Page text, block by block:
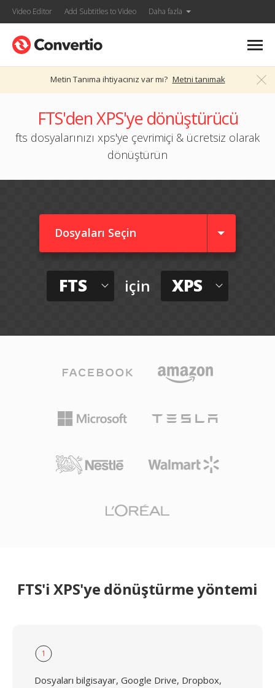
Video Editor Add Subtitles to Video Daha fazla
Metin Tanıma ihtiyacınız var mı? Metni tanımak
FTS'den XPS'ye dönüştürücü
fts dosyalarınızı xps'ye çevrimiçi & ücretsiz olarak
dönüştürün
Dosyaları Seçin
FTS için XPS
FTS'i XPS'ye dönüştürme yöntemi
1
Dosyaları bilgisayar, Google Drive, Dropbox,